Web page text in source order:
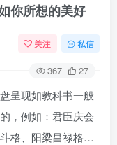
你所想的美好
关注 私信
367 27
呈现如教科书一般
，例如：君臣庆会
格、阳梁昌禄格…